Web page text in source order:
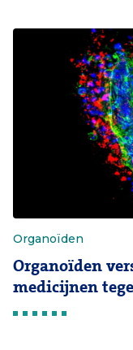
Organoïden
Organoïden
medicijnen